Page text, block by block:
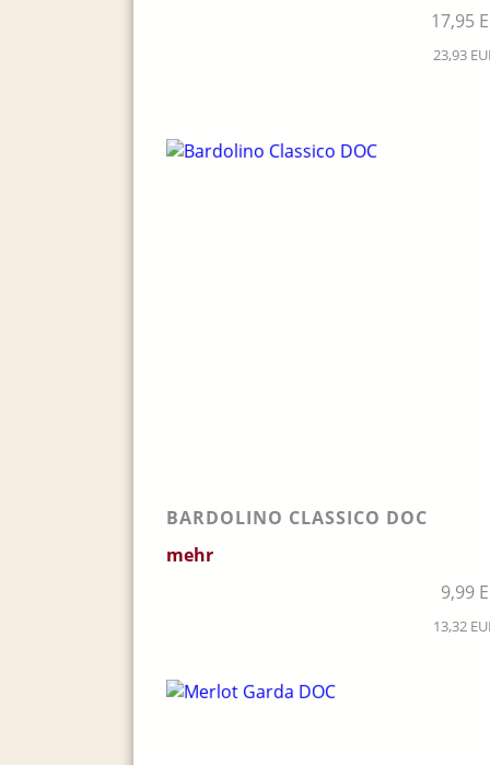
17,95
23,93
BARDOLINO CLASSICO DOC
mehr
9,99
13,32